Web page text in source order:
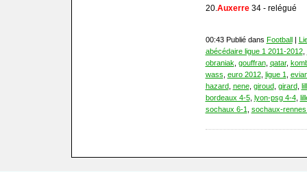
20. Auxerre34 - relégué
00:43 Publié dans Football|
abécédaire ligue 1 2011-2012,
obraniak gouffran, qatar,
wass euro 2012, ligue 1
hazard, nene, giroud, girard,
bordeaux 4-5, lyon-psg 4-4,
sochaux 6-1
sochaux-